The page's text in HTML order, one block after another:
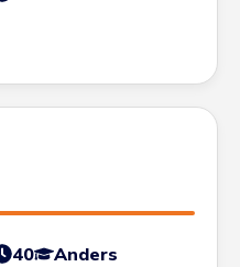
40
Anders